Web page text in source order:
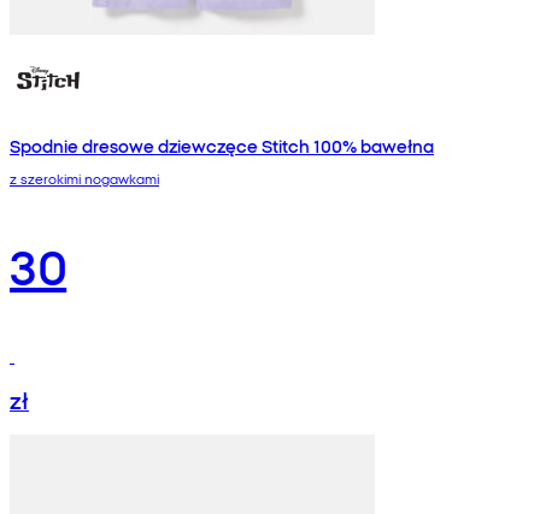
Spodnie dresowe dziewczęce Stitch 100% bawełna
z szerokimi nogawkami
30
zł